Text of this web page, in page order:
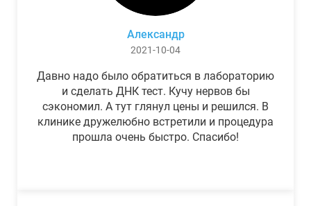
Александр
2021-10-04
Давно надо было обратиться в лабораторию
и сделать ДНК тест. Кучу нервов бы
сэкономил. А тут глянул цены и решился. В
клинике дружелюбно встретили и процедура
прошла очень быстро. Спасибо!